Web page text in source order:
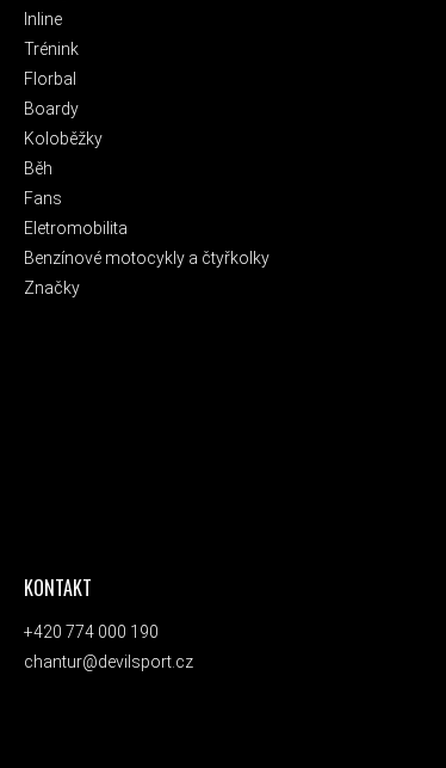
Inline
Trénink
Florbal
Boardy
Koloběžky
Běh
Fans
Eletromobilita
Benzínové motocykly a čtyřkolky
Značky
KONTAKT
+420 774 000 190
chantur@devilsport.cz